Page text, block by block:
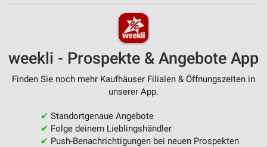
weekli - Prospekte & Angebote App
Finden Sie noch mehr Kaufhäuser Filialen & Öffnungszeiten in
unserer App.
✔ Standortgenaue Angebote
✔ Folge deinem Lieblingshändler
✔ Push-Benachrichtigungen bei neuen Prospekten